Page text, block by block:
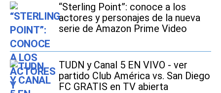
“Sterling Point”: conoce a los
actores y personajes de la nueva
serie de Amazon Prime Video
TUDN y Canal 5 EN VIVO - ver
partido Club América vs. San Diego
FC GRATIS en TV abierta